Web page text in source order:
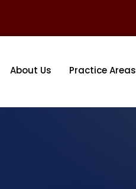
About Us Practice Areas